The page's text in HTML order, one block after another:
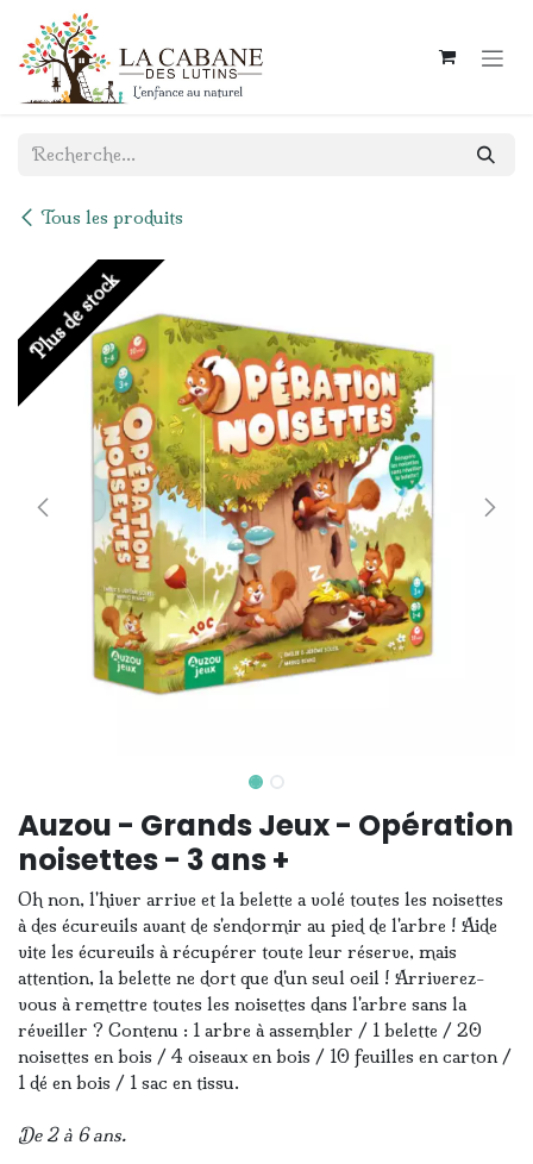
Se rendre au contenu
Tous les produits
Plus de stock
Auzou - Grands Jeux - Opération
noisettes - 3 ans +
Oh non, l'hiver arrive et la belette a volé toutes les noisettes
à des écureuils avant de s'endormir au pied de l'arbre ! Aide
vite les écureuils à récupérer toute leur réserve, mais
attention, la belette ne dort que d'un seul oeil ! Arriverez-
vous à remettre toutes les noisettes dans l'arbre sans la
réveiller ? Contenu : 1 arbre à assembler / 1 belette / 20
noisettes en bois / 4 oiseaux en bois / 10 feuilles en carton /
1 dé en bois / 1 sac en tissu.
De 2 à 6 ans.